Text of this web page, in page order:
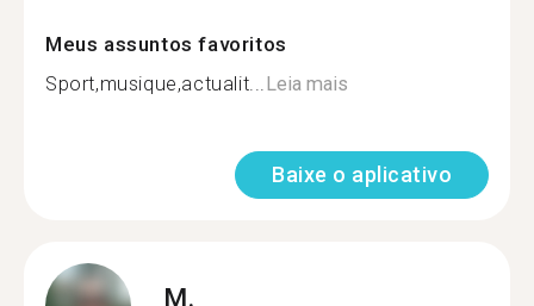
Meus assuntos favoritos
Sport,musique,actualit...Leia mais
Baixe o aplicativo
M.